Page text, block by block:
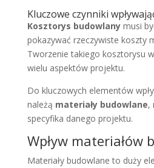
Kluczowe czynniki
Kosztorys budowlanymusi
pokazywać rzeczywiste koszty
Tworzenie takiego kosztorysu
wielu aspektów projektu.
Do kluczowych elementów
należą materiały budowlane,
specyfika danego projektu.
Wpływ materiałów
Materiały budowlane to duży